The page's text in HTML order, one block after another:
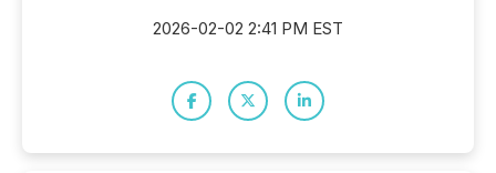
2026-02-02 2:41 PM EST